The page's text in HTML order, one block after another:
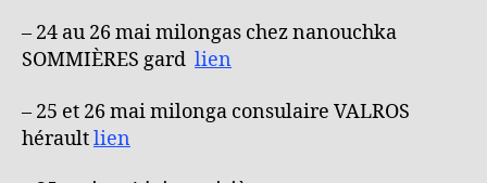
– 24 au 26 mai milongas chez nanouchka
SOMMIÈRES gard lien
– 25 et 26 mai milonga consulaire VALROS
héraultlien